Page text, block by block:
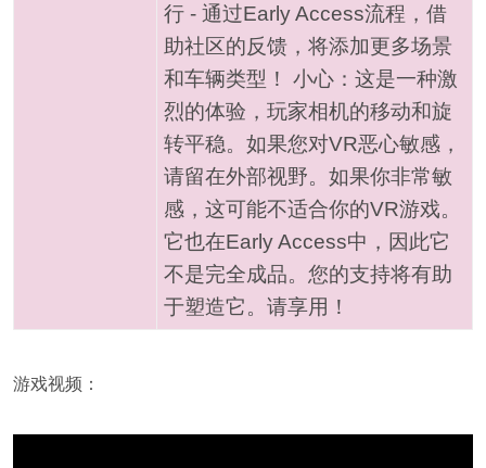
行 - 通过Early Access流程，借
助社区的反馈，将添加更多场景
和车辆类型！ 小心：这是一种激
烈的体验，玩家相机的移动和旋
转平稳。如果您对VR恶心敏感，
请留在外部视野。如果你非常敏
感，这可能不适合你的VR游戏。
它也在Early Access中，因此它
不是完全成品。您的支持将有助
于塑造它。请享用！
游戏视频：